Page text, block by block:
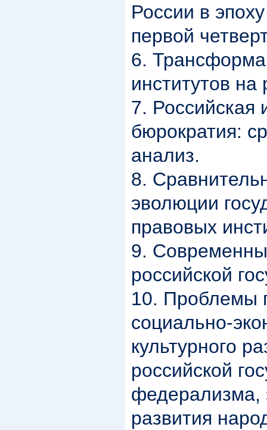
России в
первой
6.
институтов
7. Российская
бюрократия:
анализ.
8.
эволюции
правовых
9.
российской
10. Проблемы
социально-
культурного
российской
федерализма,
развития